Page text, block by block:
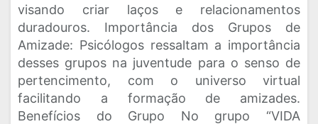
visando criar laços e relacionamentos
duradouros. Importância dos Grupos de
Amizade: Psicólogos ressaltam a importância
desses grupos na juventude para o senso de
pertencimento, com o universo virtual
facilitando a formação de amizades.
Benefícios do Grupo No grupo “VIDA